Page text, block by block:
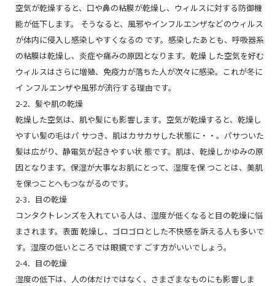
空気が乾燥すると、口や鼻の粘膜が乾燥し、ウィルスに対する防御機
能が低下します。 そうなると、風邪やインフルエンザなどのウィルス
が体内に侵入し感染しやすくなるの です。感染したあとも、呼吸器系
の粘膜は乾燥し、炎症や痛みの原因となります。乾燥 した空気を好む
ウィルスはさらに増殖、免疫力が落ちた人が次々に感染。これが冬に
イ ンフルエンザや風邪が流行する理由です。
2-2．髪や肌の乾燥
乾燥した空気は、肌や髪にも影響します。空気が乾燥すると、乾燥し
やすい髪の毛はパ サつき、肌はカサカサした状態に・・。パサついた
髪は広がり、静電気が起きやすい状 態です。肌は、乾燥しかゆみの原
因となります。保湿が大事なお肌にとって、湿度を保 つことは、美肌
を保つことへもつながるのです。
2-3．目の乾燥
コンタクトレンズを入れている人は、湿度が低くなると目の乾燥に悩
まされます。表面 乾燥し、ゴロゴロとした不快感を訴える人も多いで
す。湿度の低いところでは眼鏡です ごす方がいいでしょう。
2-4．目の乾燥
湿度の低下は、人の体だけではなく、さまざまなものにも影響しま